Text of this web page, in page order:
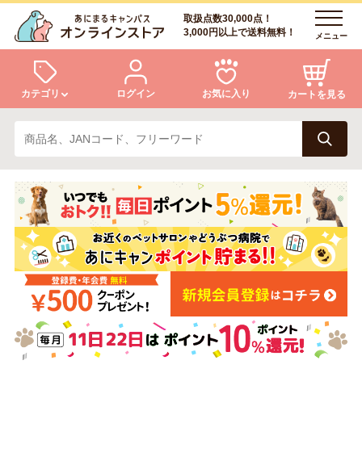
取扱点数30,000点！
3,000円以上で送料無料！
メニュー
カテゴリ
犬 猫
小動物・鳥 アクア・爬虫類・昆虫
ドッグフード キャットフード
美容・ケア用品 服・おさんぽ用品
ログイン お気に入り カートを見る
ログイン
会員登録
あにまるキャンパスについて
アフターサービス
商品リクエスト